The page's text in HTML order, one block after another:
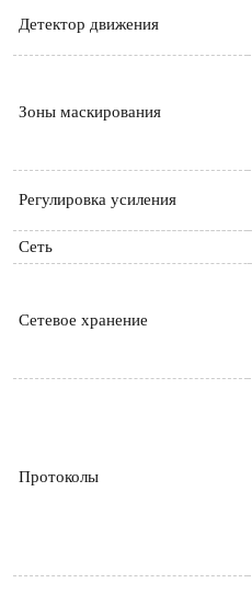
Детектор движения
Зоны маскирования
Регулировка усиления
Сеть
Сетевое хранение
Протоколы